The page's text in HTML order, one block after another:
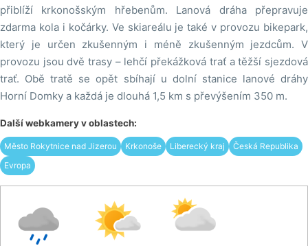
přiblíží krkonošským hřebenům. Lanová dráha přepravuje
zdarma kola i kočárky. Ve skiareálu je také v provozu bikepark,
který je určen zkušenným i méně zkušenným jezdcům. V
provozu jsou dvě trasy – lehčí překážková trať a těžší sjezdová
trať. Obě tratě se opět sbíhají u dolní stanice lanové dráhy
Horní Domky a každá je dlouhá 1,5 km s převýšením 350 m.
Další webkamery v oblastech:
Město Rokytnice nad Jizerou Krkonoše Liberecký kraj
Česká Republika
Evropa